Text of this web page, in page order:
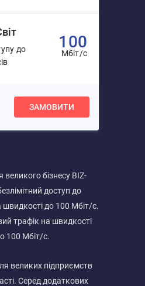
до
100
Мбіт/с
ЗАМОВИТИ
бізнесу BIZ-
доступ до
швидкості до 100 Мбіт/с.
трафік на швидкості
100 Мбіт/с.
великих підприємств
Серед додаткових